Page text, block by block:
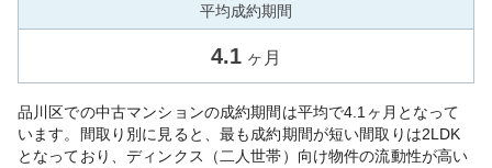
平均成約期間
4.1 ヶ月
品川区での中古マンションの成約期間は平均で4.1ヶ月となって
います。間取り別に見ると、最も成約期間が短い間取りは2LDK
となっており、ディンクス（二人世帯）向け物件の流動性が高い